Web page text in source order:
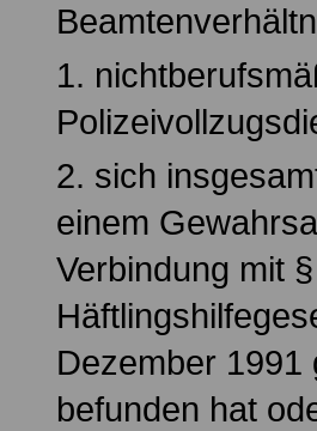
1.
2. sich
einem
Verbindung mit
Dezember 1991
befunden hat